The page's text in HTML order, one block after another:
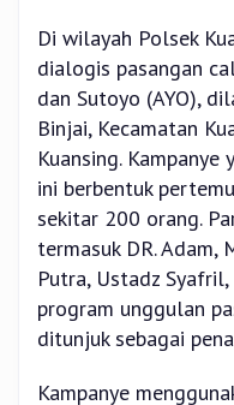
Di wilayah Polsek
dialogis pasangan
dan Sutoyo (AYO),
Binjai, Kecamatan
Kuansing.
ini berbentuk
sekitar 200 orang.
termasuk DR. Adam,
Putra, Ustadz
program unggulan
ditunjuk sebagai
Kampanye